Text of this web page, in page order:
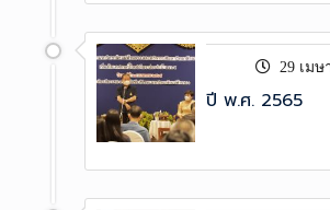
29 เมษ
ปี พ.ศ. 2565